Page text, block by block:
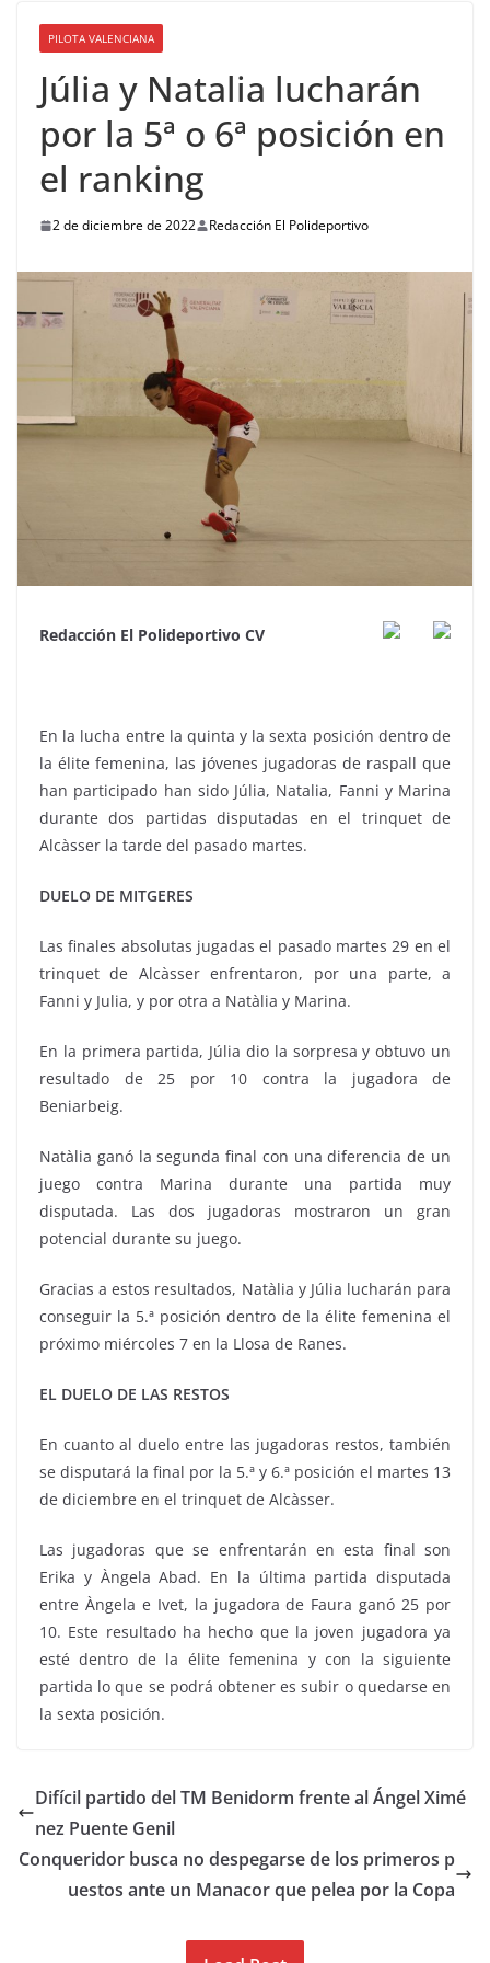
PILOTA VALENCIANA
Júlia y Natalia lucharán
por la 5ª o 6ª posición en
el ranking
2 de diciembre de 2022 Redacción El Polideportivo
Redacción El Polideportivo CV
En la lucha entre la quinta y la sexta posición dentro de
la élite femenina, las jóvenes jugadoras de raspall que
han participado han sido Júlia, Natalia, Fanni y Marina
durante dos partidas disputadas en el trinquet de
Alcàsser la tarde del pasado martes.
DUELO DE MITGERES
Las finales absolutas jugadas el pasado martes 29 en el
trinquet de Alcàsser enfrentaron, por una parte, a
Fanni y Julia, y por otra a Natàlia y Marina.
En la primera partida, Júlia dio la sorpresa y obtuvo un
resultado de 25 por 10 contra la jugadora de
Beniarbeig.
Natàlia ganó la segunda final con una diferencia de un
juego contra Marina durante una partida muy
disputada. Las dos jugadoras mostraron un gran
potencial durante su juego.
Gracias a estos resultados, Natàlia y Júlia lucharán para
conseguir la 5.ª posición dentro de la élite femenina el
próximo miércoles 7 en la Llosa de Ranes.
EL DUELO DE LAS RESTOS
En cuanto al duelo entre las jugadoras restos, también
se disputará la final por la 5.ª y 6.ª posición el martes 13
de diciembre en el trinquet de Alcàsser.
Las jugadoras que se enfrentarán en esta final son
Erika y Àngela Abad. En la última partida disputada
entre Àngela e Ivet, la jugadora de Faura ganó 25 por
10. Este resultado ha hecho que la joven jugadora ya
esté dentro de la élite femenina y con la siguiente
partida lo que se podrá obtener es subir o quedarse en
la sexta posición.
Difícil partido del TM Benidorm frente al Ángel Ximé
nez Puente Genil
Conqueridor busca no despegarse de los primeros p
uestos ante un Manacor que pelea por la Copa